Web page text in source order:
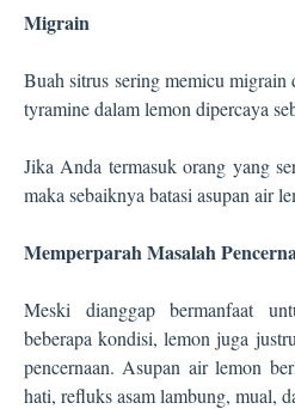
Migrain
Buah sitrus sering memicu migrain
tyramine dalam lemon dipercaya
Jika Anda termasuk orang yang
maka sebaiknya batasi asupan air
Memperparah Masalah
Meski dianggap bermanfaat
beberapa kondisi, lemon juga
pencernaan. Asupan air lemon
hati, refluks asam lambung, mual,